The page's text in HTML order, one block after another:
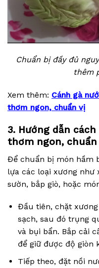
Chuẩn bị đầy đủ
thêm
Xem thêm: Cánh gà
thơm ngon, chuẩn vị
3. Hướng dẫn
thơm ngon, chuẩn
Để chuẩn bị món hầm
lựa các loại xương như
sườn, bắp giò, hoặc
Đầu tiên, chặt
sạch, sau đó trụng
và bụi bẩn. Bắp cải
để giữ được độ giòn
Tiếp theo, đặt nồi